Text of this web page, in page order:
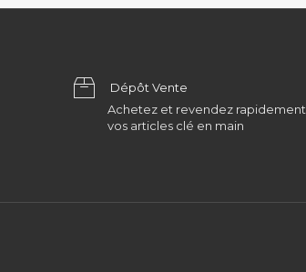
Dépôt Vente
Achetez et revendez rapidement
vos articles clé en main